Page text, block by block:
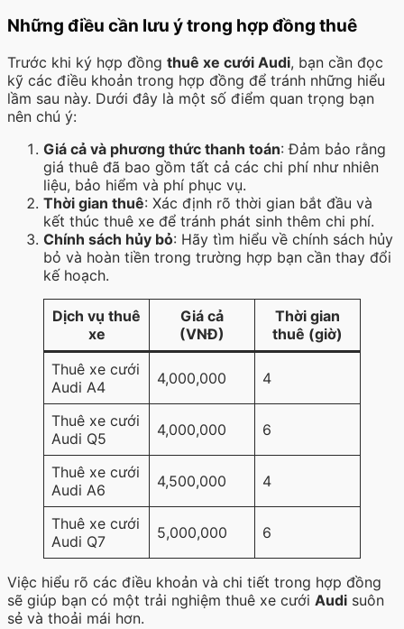
Những điều cần lưu ý trong hợp đồng thuê
Trước khi ký hợp đồng thuê xe cưới Audi, bạn cần đọc
kỹ các điều khoản trong hợp đồng để tránh những hiểu
lầm sau này. Dưới đây là một số điểm quan trọng bạn
nên chú ý:
Giá cả và phương thức thanh toán: Đảm bảo rằng
giá thuê đã bao gồm tất cả các chi phí như nhiên
liệu, bảo hiểm và phí phục vụ.
Thời gian thuê: Xác định rõ thời gian bắt đầu và
kết thúc thuê xe để tránh phát sinh thêm chi phí.
Chính sách hủy bỏ: Hãy tìm hiểu về chính sách hủy
bỏ và hoàn tiền trong trường hợp bạn cần thay đổi
kế hoạch.
Dịch vụ thuê
xe
Giá cả
(VNĐ)
Thời gian
thuê (giờ)
Thuê xe cưới
Audi A4
4,000,000 4
Thuê xe cưới
Audi Q5
4,000,000 6
Thuê xe cưới
Audi A6
4,500,000 4
Thuê xe cưới
Audi Q7
5,000,000 6
Việc hiểu rõ các điều khoản và chi tiết trong hợp đồng
sẽ giúp bạn có một trải nghiệm thuê xe cưới Audi suôn
sẻ và thoải mái hơn.